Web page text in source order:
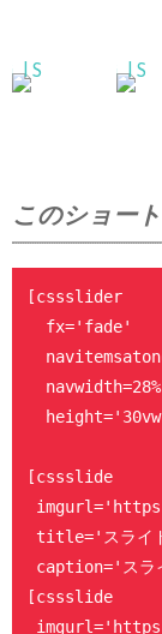
このショー
[cssslider
  fx='fade'
  navwidth=28%
[cssslide
title='スライ
caption='スラ
[cssslide